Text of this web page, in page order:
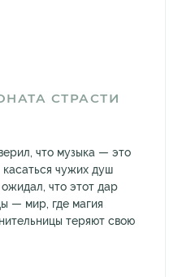
СТРАСТИ
что музыка — это
чужих душ
что этот дар
— мир, где магия
теряют свою